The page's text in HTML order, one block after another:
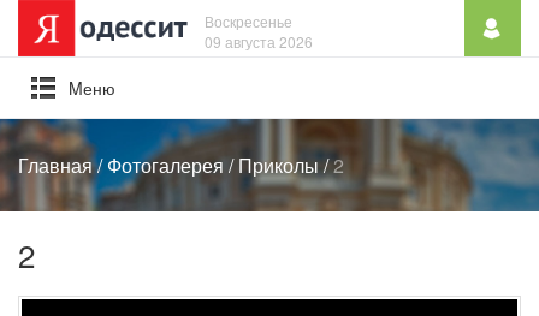
Воскресенье
09 августа 2026
Mеню
Главная/Фотогалерея /Приколы/2
2